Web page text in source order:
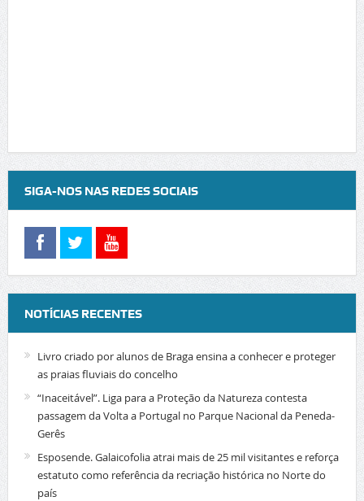
SIGA-NOS NAS REDES SOCIAIS
NOTÍCIAS RECENTES
Livro criado por alunos de Braga ensina a conhecer e proteger
as praias fluviais do concelho
“Inaceitável”. Liga para a Proteção da Natureza contesta
passagem da Volta a Portugal no Parque Nacional da Peneda-
Gerês
Esposende. Galaicofolia atrai mais de 25 mil visitantes e reforça
estatuto como referência da recriação histórica no Norte do
país